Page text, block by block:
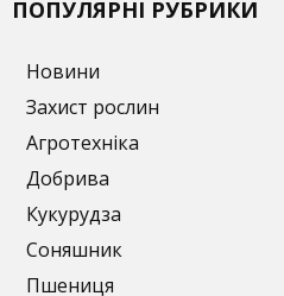
ПОПУЛЯРНІ РУБРИКИ
Новини
Захист рослин
Агротехніка
Добрива
Кукурудза
Соняшник
Пшениця